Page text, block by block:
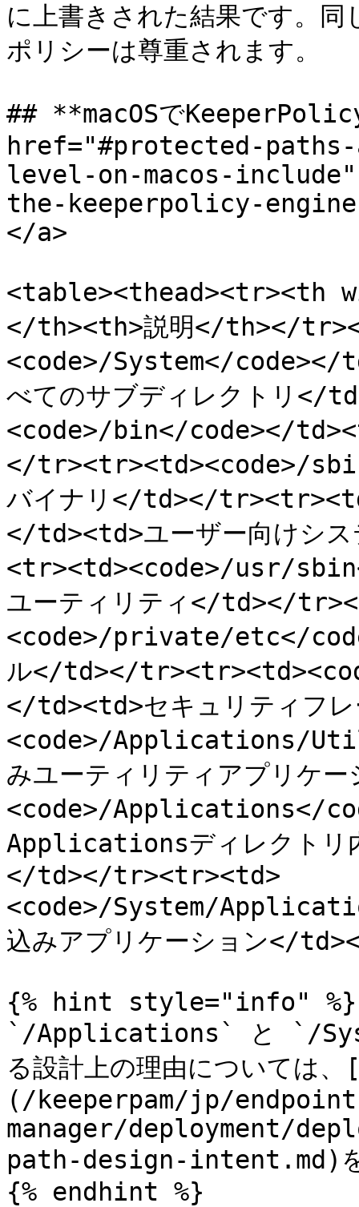
に上書きされた結果です。
ポリシーは尊重されます。
## **macOSで
href="#protected-
level-on-macos-
the-keeperpolicy-
</a>
<table><thead><tr><th
</th><th>説明</th></
<code>/System</code></
べてのサブディレクトリ
<code>/bin</code></
</tr><tr><td><code>/
バイナリ</td></
</td><td>ユーザー向けシ
<tr><td><code>/usr/
ユーティリティ</td></
<code>/private/etc</
ル</td></
</td><td>セキュリティフ
<code>/Applications/
みユーティリティアプリ
<code>/Applications</
Applicationsディレクトリ
</td></tr><tr><td>
<code>/System/
込みアプリケーション</
{% hint style="info" %}
`/Applications` と `/
る設計上の理由については
(/keeperpam/jp/
manager/deployment/
path-design-intent.md)を
{% endhint %}